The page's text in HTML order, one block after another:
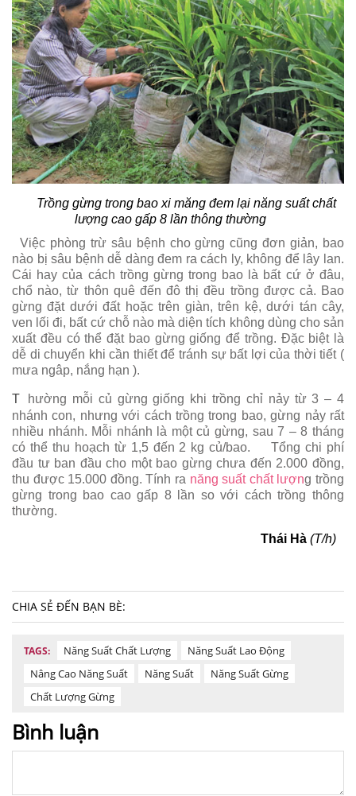
Trồng gừng trong bao xi măng đem lại năng suất chất
lượng cao gấp 8 lần thông thường
Việc phòng trừ sâu bệnh cho gừng cũng đơn giản, bao
nào bị sâu bệnh dễ dàng đem ra cách ly, không để lây lan.
Cái hay của cách trồng gừng trong bao là bất cứ ở đâu,
chổ nào, từ thôn quê đến đô thị đều trồng được cả. Bao
gừng đặt dưới đất hoặc trên giàn, trên kệ, dưới tán cây,
ven lối đi, bất cứ chỗ nào mà diện tích không dùng cho sản
xuất đều có thể đặt bao gừng giống để trồng. Đặc biệt là
dễ di chuyển khi cần thiết để tránh sự bất lợi của thời tiết (
mưa ngâp, nắng hạn ).
T
hường mỗi củ gừng giống khi trồng chỉ nảy từ 3 – 4
nhánh con, nhưng với cách trồng trong bao, gừng nảy rất
nhiều nhánh. Mỗi nhánh là một củ gừng, sau 7 – 8 tháng
có thể thu hoạch từ 1,5 đến 2 kg củ/bao.
Tổng chi phí
đầu tư ban đầu cho một bao gừng chưa đến 2.000 đồng,
thu được 15.000 đồng. Tính ra năng suất chất lượng trồng
gừng trong bao cao gấp 8 lần so với cách trồng thông
thường.
Thái Hà (T/h)
CHIA SẺ ĐẾN BẠN BÈ:
TAGS: Năng Suất Chất Lượng
Năng Suất Lao Động
Nâng Cao Năng Suất
Năng Suất
Năng Suất Gừng
Chất Lượng Gừng
Bình luận